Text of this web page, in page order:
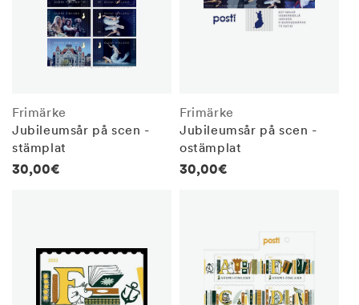
Frimärke
Jubileumsår på scen -
stämplat
Regular
30,00€
Frimärke
Jubileumsår på scen -
ostämplat
Regular
30,00€